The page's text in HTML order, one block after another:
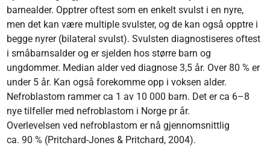
barnealder. Opptrer oftest som en enkelt svulst i en nyre,
men det kan være multiple svulster, og de kan også opptre i
begge nyrer (bilateral svulst). Svulsten diagnostiseres oftest
i småbarnsalder og er sjelden hos større barn og
ungdommer. Median alder ved diagnose 3,5 år. Over 80 % er
under 5 år. Kan også forekomme opp i voksen alder.
Nefroblastom rammer ca 1 av 10 000 barn. Det er ca 6–8
nye tilfeller med nefroblastom i Norge pr år.
Overlevelsen ved nefroblastom er nå gjennomsnittlig
ca. 90 % (Pritchard-Jones & Pritchard, 2004).